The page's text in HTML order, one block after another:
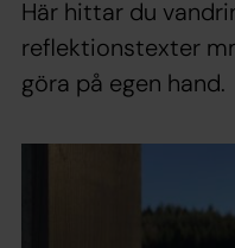
Här hittar du
reflektionstexter
göra på egen hand.